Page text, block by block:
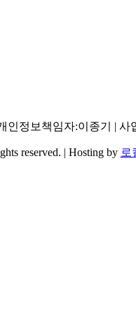
정보책임자:이종기 | 사
reserved. | Hosting by 로